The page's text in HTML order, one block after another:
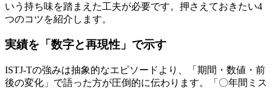
いう持ち味を踏まえた工夫が必要です。押さえておきたい4
つのコツを紹介します。
実績を「数字と再現性」で示す
ISTJ-Tの強みは抽象的なエピソードより、「期間・数値・前
後の変化」で語った方が圧倒的に伝わります。「〇年間ミス